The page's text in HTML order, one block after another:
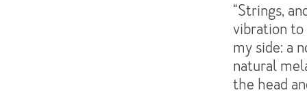
“Strings,
vibration
my side: a
natural
the head